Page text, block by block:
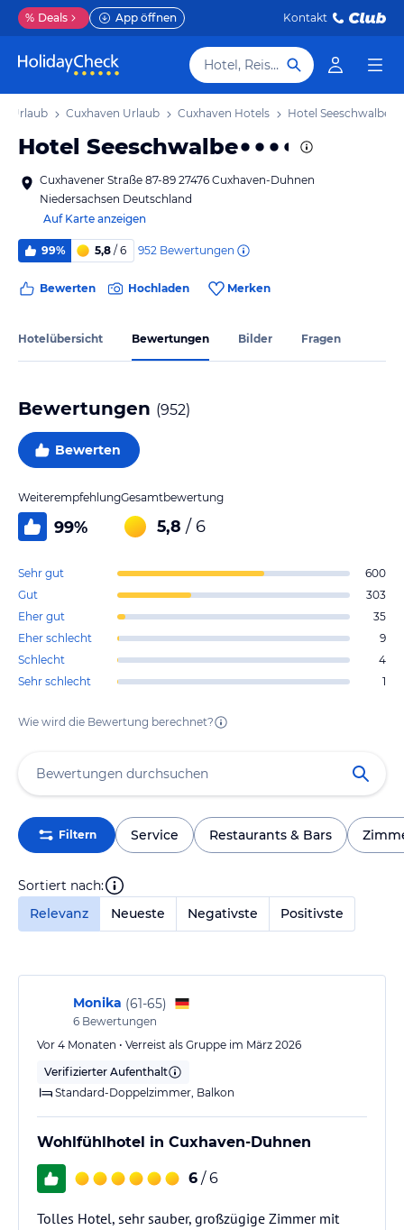
% Deals App öffnen Kontakt
Hotel, Reiseziel
Urlaub Cuxhaven Urlaub Cuxhaven Hotels Hotel Seeschwalbe
Hotel Seeschwalbe
Cuxhavener Straße 87-89 27476 Cuxhaven-Duhnen
Niedersachsen Deutschland
Auf Karte anzeigen
99% 5,8 / 6 952 Bewertungen
Bewerten Hochladen Merken
Hotelübersicht Bewertungen Bilder Fragen
Bewertungen (952)
Bewerten
Weiterempfehlung
99%
Gesamtbewertung
5,8 / 6
Sehr gut
600
Gut
303
Eher gut
35
Eher schlecht
9
Schlecht
4
Sehr schlecht
1
Wie wird die Bewertung berechnet?
Filtern Service Restaurants & Bars
Sortiert nach:
Relevanz
Neueste Negativste Positivste
Monika (61-65)
6 Bewertungen
Vor 4 Monaten • Verreist als Gruppe im März 2026
Verifizierter Aufenthalt
Standard-Doppelzimmer, Balkon
Wohlfühlhotel in Cuxhaven-Duhnen
6 / 6
Tolles Hotel, sehr sauber, großzügige Zimmer mit